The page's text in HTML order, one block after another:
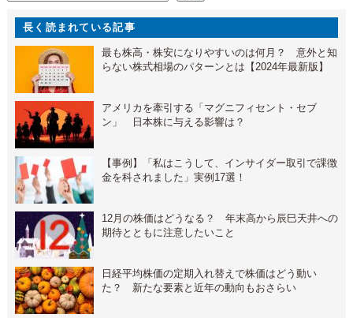
長く読まれている記事
最も株高・株安になりやすいのは何月？ 意外と知
らない株式相場のパターンとは【2024年最新版】
アメリカを牽引する「マグニフィセント・セブ
ン」 日本株に与える影響は？
【事例】「私はこうして、インサイダー取引で課徴
金を科されました」実例17選！
12月の株価はどうなる？ 年末高から辰巳天井への
期待とともに注意したいこと
日経平均株価の定期入れ替えで株価はどう動い
た？ 新たな要素と近年の動向もおさらい